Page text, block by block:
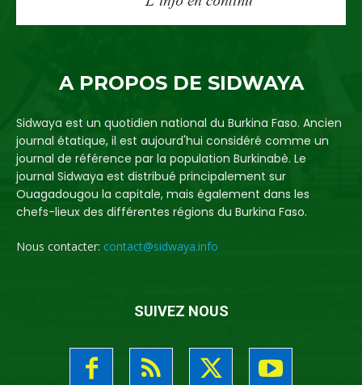
A PROPOS DE SIDWAYA
Sidwaya est un quotidien national du Burkina Faso. Ancien
journal étatique, il est aujourd'hui considéré comme un
journal de référence par la population Burkinabè. Le
journal Sidwaya est distribué principalement sur
Ouagadougou la capitale, mais également dans les
chefs-lieux des différentes régions du Burkina Faso.
Nous contacter: contact@sidwaya.info
SUIVEZ NOUS